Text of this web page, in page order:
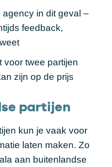
in dit geval –
feedback,
voor twee partijen
zijn op de prijs
partijen
kun je vaak voor
laten maken. Zo
aan buitenlandse